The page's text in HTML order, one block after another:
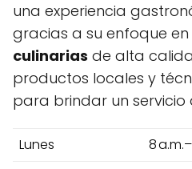
una experiencia
gracias a su enfoque
culinarias de alta
productos locales y
para brindar un servicio
Lunes
8